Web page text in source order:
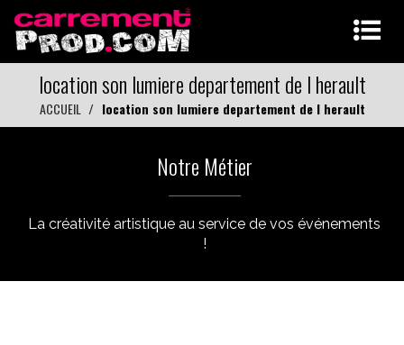
location son lumiere departement de l herault
ACCUEIL location son lumiere departement de l herault
Notre Métier
La créativité artistique au service de vos événements
!